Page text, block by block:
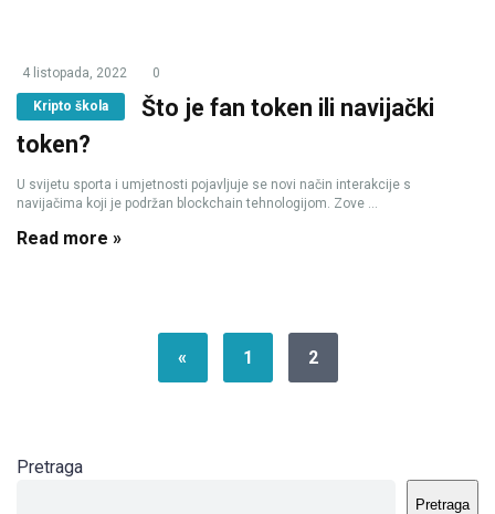
4 listopada, 2022 0
Kripto škola
Što je fan token ili navijački
token?
U svijetu sporta i umjetnosti pojavljuje se novi način interakcije s
navijačima koji je podržan blockchain tehnologijom. Zove ...
Read more »
« 1 2
Pretraga
Pretraga